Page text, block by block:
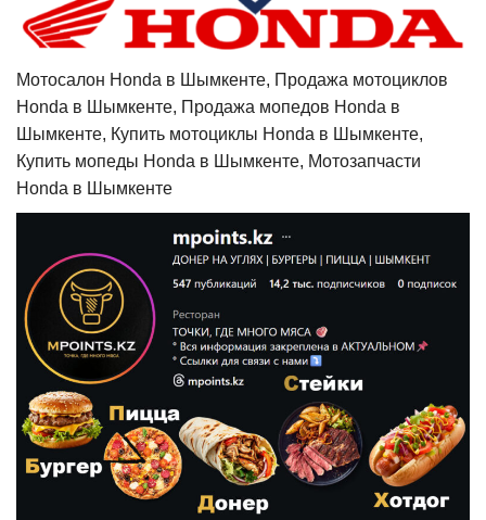
Мотосалон Honda в Шымкенте, Продажа мотоциклов
Honda в Шымкенте, Продажа мопедов Honda в
Шымкенте, Купить мотоциклы Honda в Шымкенте,
Купить мопеды Honda в Шымкенте, Мотозапчасти
Honda в Шымкенте